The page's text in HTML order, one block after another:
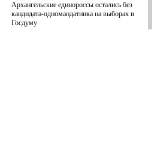
Архангельские единороссы остались без
кандидата-одномандатника на выборах в
Госдуму